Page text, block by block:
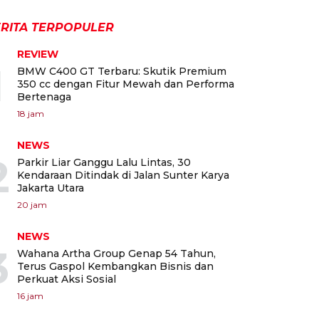
TERPOPULER
REVIEW
BMW C400 GT Terbaru: Skutik Premium
350 cc dengan Fitur Mewah dan Performa
Bertenaga
18 jam
NEWS
Parkir Liar Ganggu Lalu Lintas, 30
Kendaraan Ditindak di Jalan Sunter Karya
Jakarta Utara
20 jam
NEWS
Wahana Artha Group Genap 54 Tahun,
Terus Gaspol Kembangkan Bisnis dan
Perkuat Aksi Sosial
16 jam